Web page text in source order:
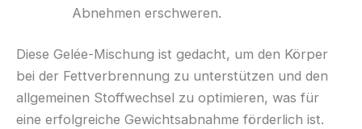
Abnehmen erschweren.
Diese Gelée-Mischung ist gedacht, um den Körper
bei der Fettverbrennung zu unterstützen und den
allgemeinen Stoffwechsel zu optimieren, was für
eine erfolgreiche Gewichtsabnahme förderlich ist.